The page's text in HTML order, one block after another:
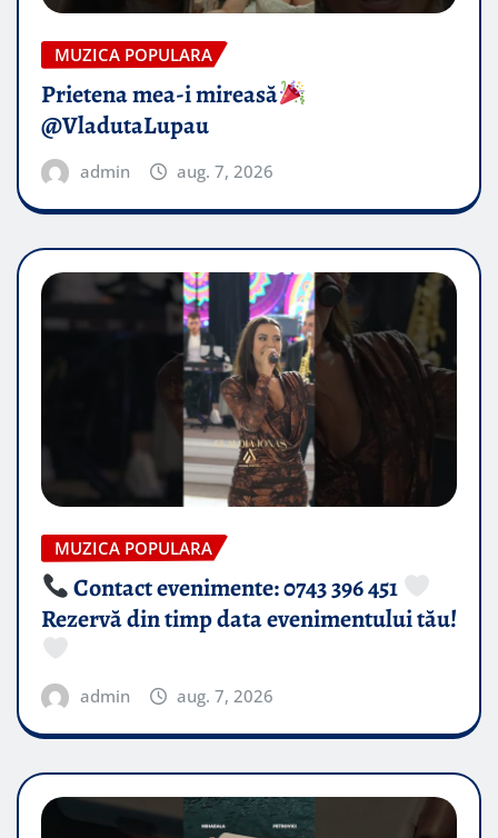
MUZICA POPULARA
Prietena mea-i mireasă​
@VladutaLupau
admin aug. 7, 2026
MUZICA POPULARA
Contact evenimente: 0743 396 451
Rezervă din timp data evenimentului tău!
admin aug. 7, 2026